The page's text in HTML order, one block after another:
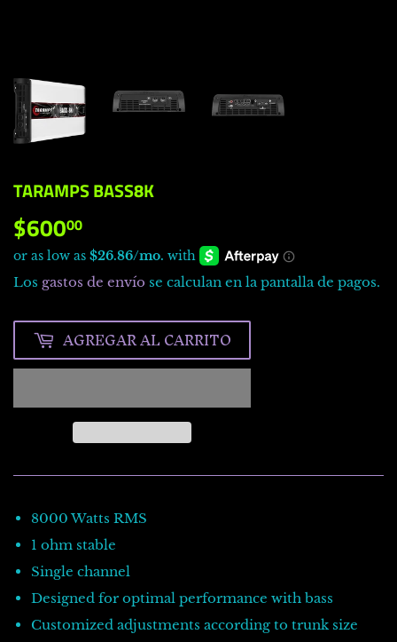
TARAMPS BASS8K
$60000
Los gastos de envío se calculan en la pantalla de pagos.
AGREGAR AL CARRITO
8000 Watts RMS
1 ohm stable
Single channel
Designed for optimal performance with bass
Customized adjustments according to trunk size